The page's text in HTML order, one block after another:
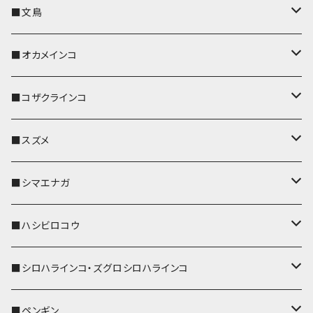
キーカバー
キーホルダー
パスケース
リール付きストラップ
リールのみ
ストラップ付
IDカードホルダー
キーケース
名刺入れ・カードケース
コインケース
■文鳥
キーカバー
キーホルダー
パスケース
リール付きストラップ
リールのみ
ストラップ付
キーケース
名刺入れ・カードケース
メガネケース
■オカメインコ
キーカバー
キーホルダー
パスケース
IDカードホルダー
リール付きストラップ
リールのみ
キーケース
■コザクラインコ
キーカバー
キーホルダー
パスケース
リール付きストラップ
リールのみ
メガネケース
■スズメ
キーカバー
キーホルダー
パスケース
リール付きストラップ
■シマエナガ
キーカバー
キーホルダー
パスケース
■ハシビロコウ
キーカバー
キーホルダー
■シロハラインコ・ズグロシロハラインコ
キーカバー
■ペンギン